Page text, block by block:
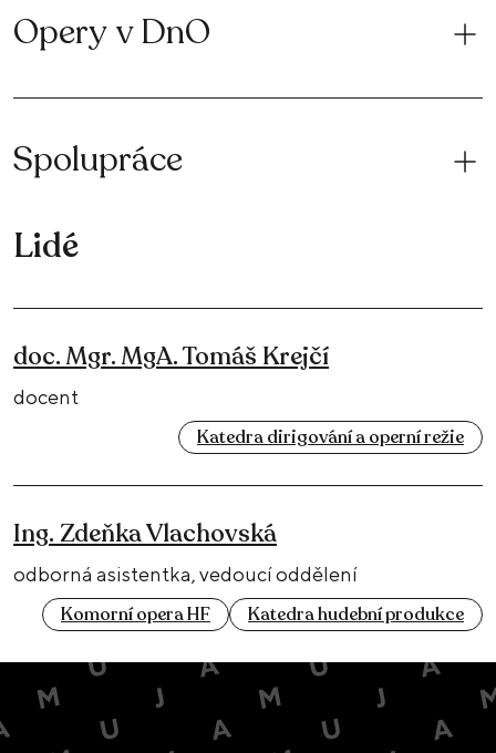
Opery v DnO
Spolupráce
Lidé
doc. Mgr. MgA. Tomáš Krejčí
docent
Katedra dirigování a operní režie
Ing. Zdeňka Vlachovská
odborná asistentka, vedoucí oddělení
Komorní opera HF Katedra hudební produkce